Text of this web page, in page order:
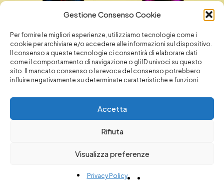
Gestione Consenso Cookie
Per fornire le migliori esperienze, utilizziamo tecnologie come i
cookie per archiviare e/o accedere alle informazioni sul dispositivo.
Il consenso a queste tecnologie ci consentirà di elaborare dati
come il comportamento di navigazione o gli ID univoci su questo
sito. Il mancato consenso o la revoca del consenso potrebbero
influire negativamente su determinate caratteristiche e funzioni.
Accetta
Rifiuta
Visualizza preferenze
Privacy Policy
NEW
BESUS X200-s
Up to 45 min fly
10 KM Range
Wireless security
Shop now
English(Inglese)